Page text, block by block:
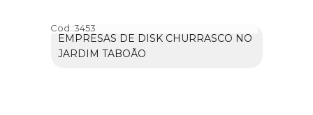
Cod.:3453
EMPRESAS DE DISK CHURRASCO NO
JARDIM TABOÃO